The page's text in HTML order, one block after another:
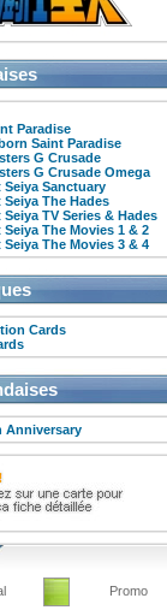
Paradise
Saint Paradise
G Crusade
G Crusade Omega
Seiya Sanctuary
The Hades
TV Series & Hades
The Movies 1 & 2
The Movies 3 & 4
Cards
Anniversary
Promo